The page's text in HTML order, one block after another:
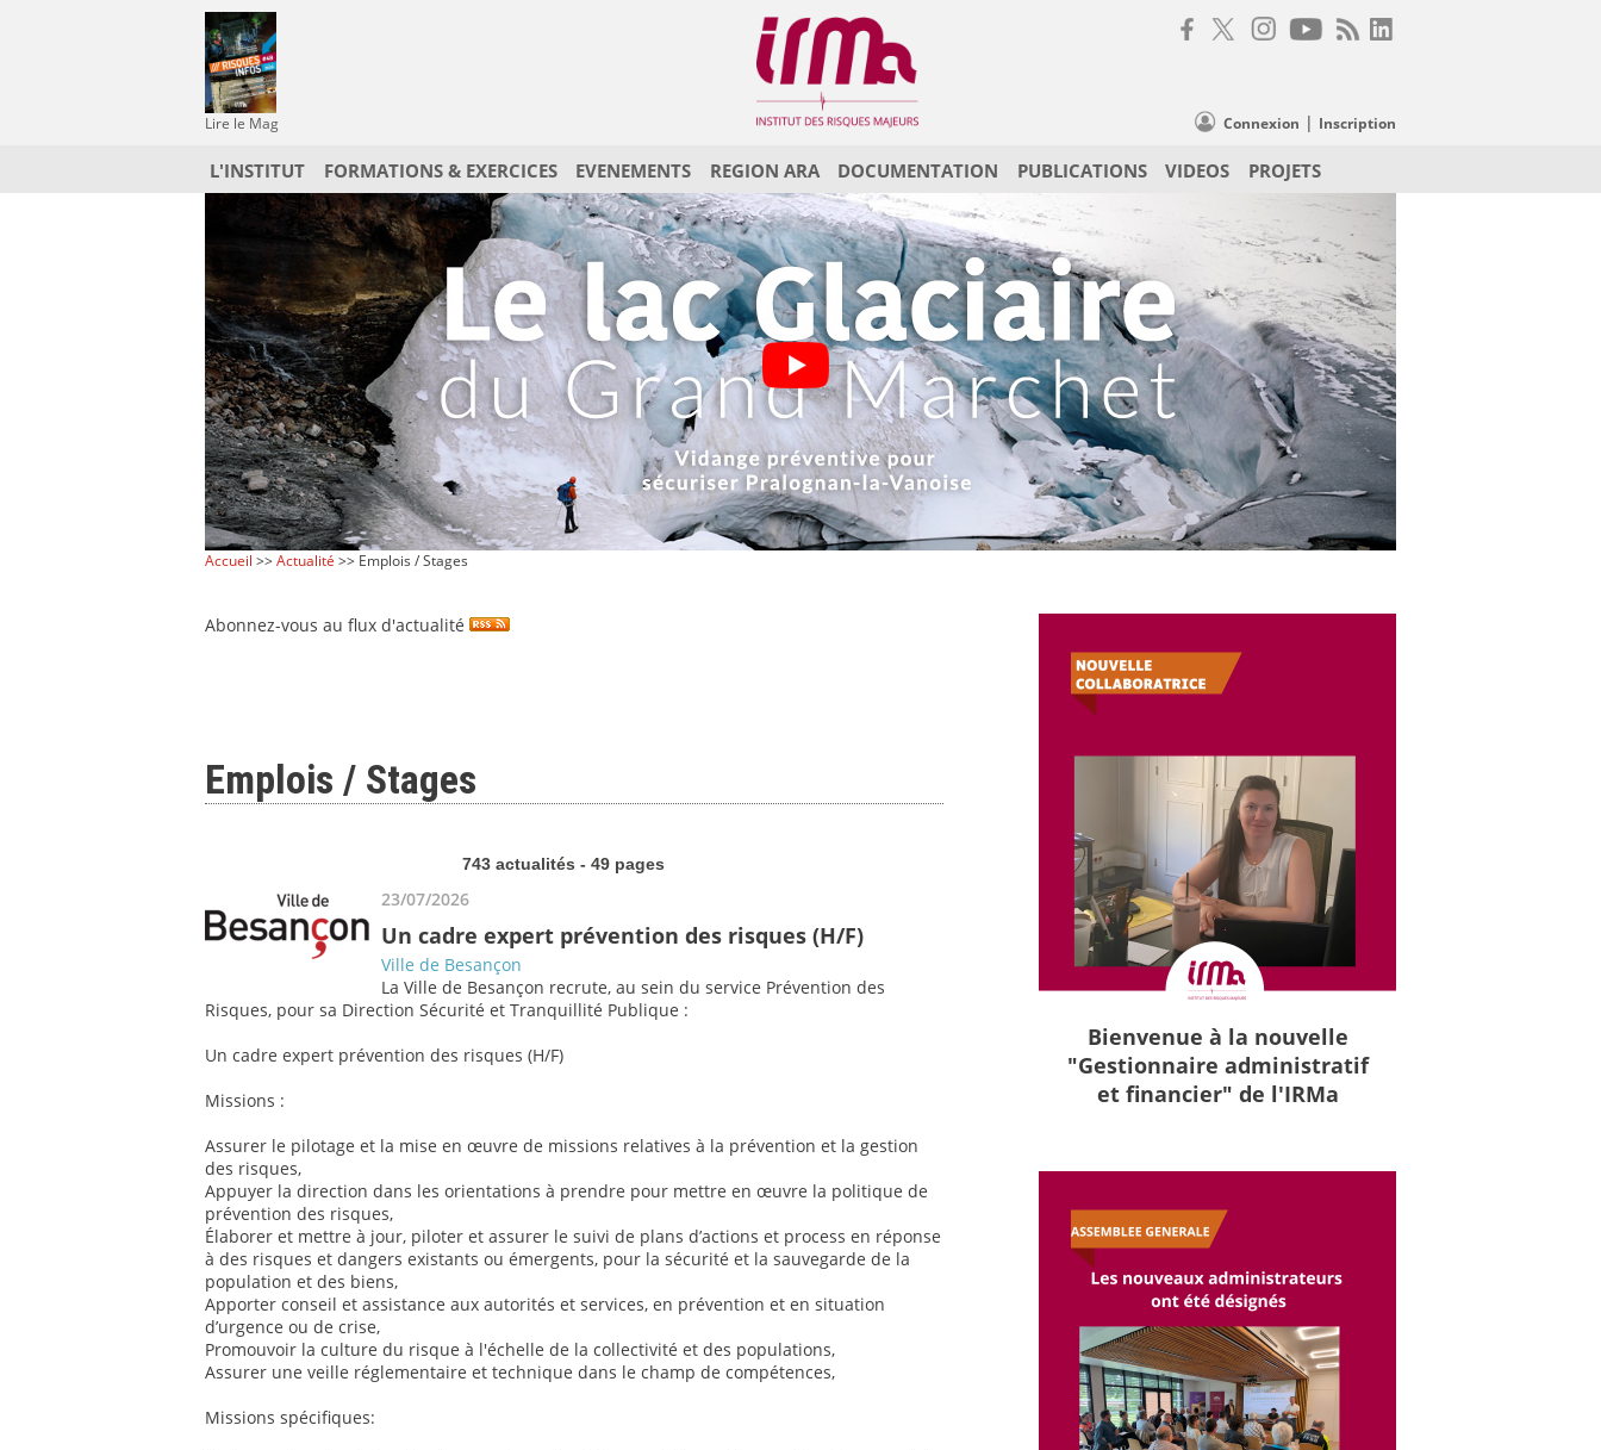
Lire le Mag Connexion | Inscription
L'INSTITUT FORMATIONS & EXERCICES EVENEMENTS REGION ARA DOCUMENTATION PUBLICATIONS VIDEOS PROJETS
Accueil >>Actualité >> Emplois / Stages
Abonnez-vous au flux d'actualité
Emplois / Stages
743 actualités - 49 pages
23/07/2026
Un cadre expert prévention des risques (H/F)
Ville de Besançon
La Ville de Besançon recrute, au sein du service Prévention des
Risques, pour sa Direction Sécurité et Tranquillité Publique :
Un cadre expert prévention des risques (H/F)
Missions :
Assurer le pilotage et la mise en œuvre de missions relatives à la prévention et la gestion
des risques,
Appuyer la direction dans les orientations à prendre pour mettre en œuvre la politique de
prévention des risques,
Élaborer et mettre à jour, piloter et assurer le suivi de plans d’actions et process en réponse
à des risques et dangers existants ou émergents, pour la sécurité et la sauvegarde de la
population et des biens,
Apporter conseil et assistance aux autorités et services, en prévention et en situation
d’urgence ou de crise,
Promouvoir la culture du risque à l'échelle de la collectivité et des populations,
Assurer une veille réglementaire et technique dans le champ de compétences,
Missions spécifiques:
Bienvenue à la nouvelle
"Gestionnaire administratif
et financier" de l'IRMa